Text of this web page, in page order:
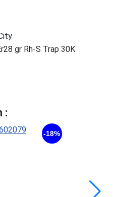
gr Rh-S Trap 30K
:
-18%